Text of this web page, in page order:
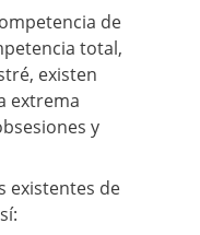
de
total,
existen
extrema
y
existentes de